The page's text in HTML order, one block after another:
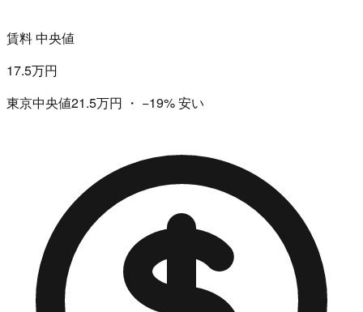
賃料 中央値
17.5万円
東京中央値21.5万円 ・ −19%安い